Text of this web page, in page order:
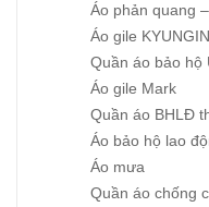
Áo phản quang
Áo gile KYUNGIN
Quần áo bảo hộ
Áo gile Mark
Quần áo BHLĐ
Áo bảo hộ lao
Áo mưa
Quần áo chống